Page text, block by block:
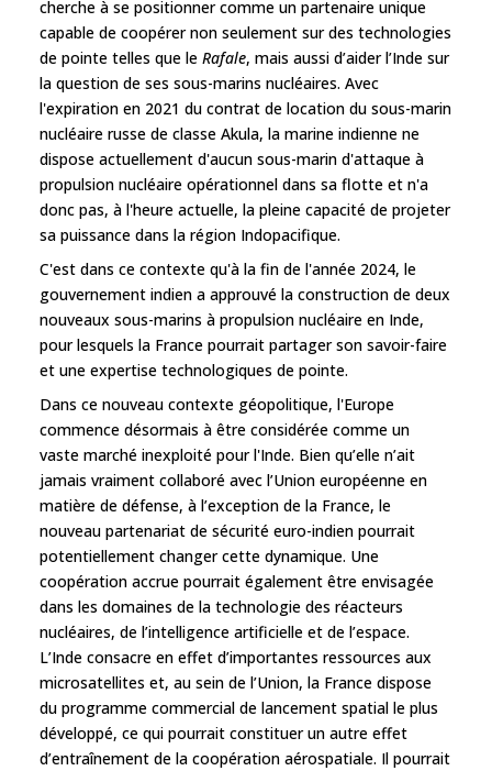
cherche à se positionner comme un partenaire unique
capable de coopérer non seulement sur des technologies
de pointe telles que le Rafale, mais aussi d’aider l’Inde sur
la question de ses sous-marins nucléaires. Avec
l'expiration en 2021 du contrat de location du sous-marin
nucléaire russe de classe Akula, la marine indienne ne
dispose actuellement d'aucun sous-marin d'attaque à
propulsion nucléaire opérationnel dans sa flotte et n'a
donc pas, à l'heure actuelle, la pleine capacité de projeter
sa puissance dans la région Indopacifique.
C'est dans ce contexte qu'à la fin de l'année 2024, le
gouvernement indien a approuvé la construction de deux
nouveaux sous-marins à propulsion nucléaire en Inde,
pour lesquels la France pourrait partager son savoir-faire
et une expertise technologiques de pointe.
Dans ce nouveau contexte géopolitique, l'Europe
commence désormais à être considérée comme un
vaste marché inexploité pour l'Inde. Bien qu’elle n’ait
jamais vraiment collaboré avec l’Union européenne en
matière de défense, à l’exception de la France, le
nouveau partenariat de sécurité euro-indien pourrait
potentiellement changer cette dynamique. Une
coopération accrue pourrait également être envisagée
dans les domaines de la technologie des réacteurs
nucléaires, de l’intelligence artificielle et de l’espace.
L’Inde consacre en effet d’importantes ressources aux
microsatellites et, au sein de l’Union, la France dispose
du programme commercial de lancement spatial le plus
développé, ce qui pourrait constituer un autre effet
d’entraînement de la coopération aérospatiale. Il pourrait